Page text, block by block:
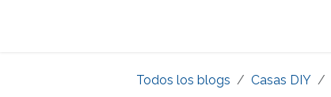
Todos los blogs Casas DIY